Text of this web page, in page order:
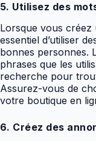
5. Utilisez des
Lorsque vous créez
essentiel d’utiliser
bonnes personnes.
phrases que les
recherche pour
Assurez-vous de
votre boutique en
6. Créez des